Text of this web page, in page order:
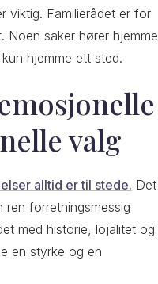
viktig. Familierådet er for
Noen saker hører hjemme
hjemme ett sted.
valg
alltid er til stede. Det
forretningsmessig
med historie, lojalitet og
en styrke og en